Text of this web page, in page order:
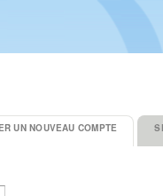
UN NOUVEAU COMPTE